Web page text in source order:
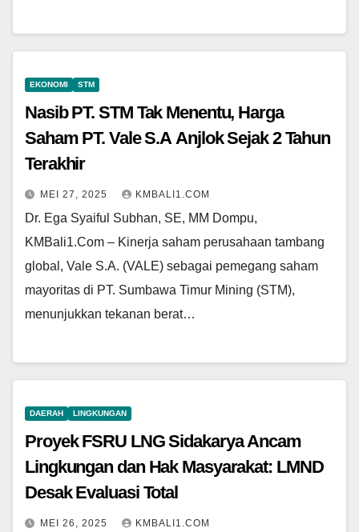
EKONOMI STM
Nasib PT. STM Tak Menentu, Harga
Saham PT. Vale S.A Anjlok Sejak 2 Tahun
Terakhir
MEI 27, 2025 KMBALI1.COM
Dr. Ega Syaiful Subhan, SE, MM Dompu,
KMBali1.Com – Kinerja saham perusahaan tambang
global, Vale S.A. (VALE) sebagai pemegang saham
mayoritas di PT. Sumbawa Timur Mining (STM),
menunjukkan tekanan berat…
DAERAH LINGKUNGAN
Proyek FSRU LNG Sidakarya Ancam
Lingkungan dan Hak Masyarakat: LMND
Desak Evaluasi Total
MEI 26, 2025 KMBALI1.COM